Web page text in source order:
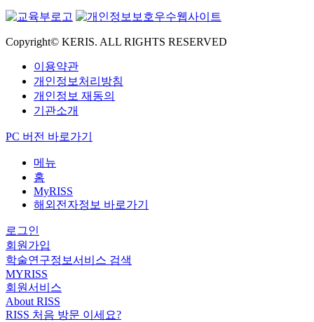
Copyright© KERIS. ALL RIGHTS RESERVED
이용약관
개인정보처리방침
개인정보 재동의
기관소개
PC 버전 바로가기
메뉴
홈
MyRISS
해외전자정보 바로가기
로그인
회원가입
학술연구정보서비스 검색
MYRISS
회원서비스
About RISS
RISS 처음 방문 이세요?